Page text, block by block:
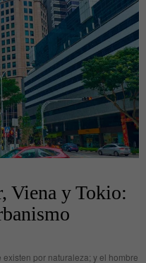
Viena y Tokio:
por naturaleza; y el hombre